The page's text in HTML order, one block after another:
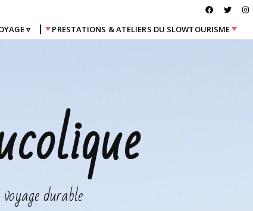
▿ PRESTATIONS & ATELIERS DU SLOWTOURISME
durable